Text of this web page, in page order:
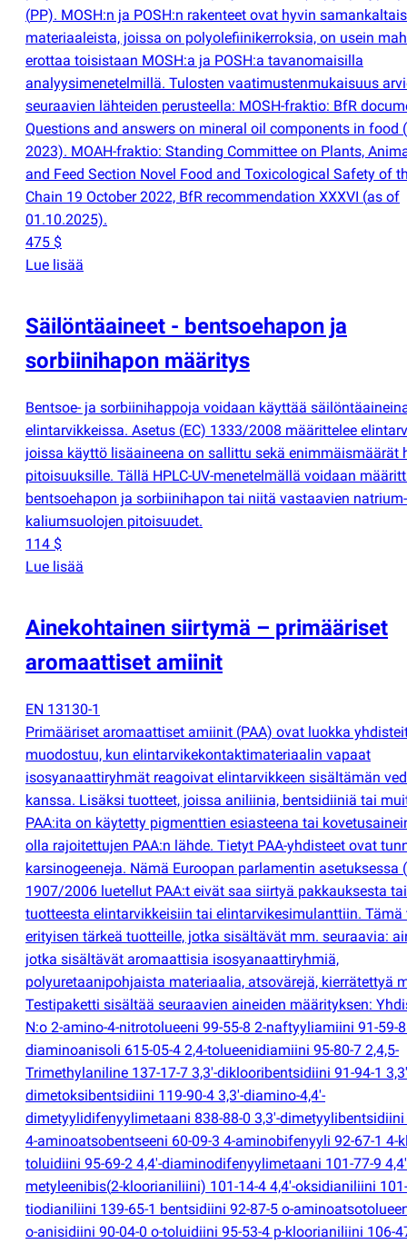
(PP). MOSH:n ja POSH:n rakenteet ovat hyvin
materiaaleista, joissa on polyolefiinikerroksia, on usein
erottaa toisistaan MOSH:a ja POSH:a tavanomaisilla
analyysimenetelmillä. Tulosten vaatimustenmukaisuus
seuraavien lähteiden perusteella: MOSH-fraktio: BfR
Questions and answers on mineral oil components in food (
2023). MOAH-fraktio: Standing Committee on Plants,
and Feed Section Novel Food and Toxicological Safety of
Chain 19 October 2022, BfR recommendation XXXVI (as of
01.10.2025).
475 $
Lue lisää
Säilöntäaineet - bentsoehapon ja
sorbiinihapon määritys
Bentsoe- ja sorbiinihappoja voidaan käyttää
elintarvikkeissa. Asetus (EC) 1333/2008 määrittelee
joissa käyttö lisäaineena on sallittu sekä enimmäismäärät
pitoisuuksille. Tällä HPLC-UV-menetelmällä voidaan
bentsoehapon ja sorbiinihapon tai niitä vastaavien
kaliumsuolojen pitoisuudet.
114 $
Lue lisää
Ainekohtainen siirtymä – primääriset
aromaattiset amiinit
EN 13130-1
Primääriset aromaattiset amiinit (PAA) ovat luokka
muodostuu, kun elintarvikekontaktimateriaalin vapaat
isosyanaattiryhmät reagoivat elintarvikkeen sisältämän
kanssa. Lisäksi tuotteet, joissa aniliinia, bentsidiiniä tai
PAA:ita on käytetty pigmenttien esiasteena tai
olla rajoitettujen PAA:n lähde. Tietyt PAA-yhdisteet ovat
karsinogeeneja. Nämä Euroopan parlamentin asetuksessa (
1907/2006 luetellut PAA:t eivät saa siirtyä pakkauksesta tai
tuotteesta elintarvikkeisiin tai elintarvikesimulanttiin. Tämä
erityisen tärkeä tuotteille, jotka sisältävät mm. seuraavia:
jotka sisältävät aromaattisia isosyanaattiryhmiä,
polyuretaanipohjaista materiaalia, atsovärejä, kierrätettyä
Testipaketti sisältää seuraavien aineiden määrityksen:
N:o 2-amino-4-nitrotolueeni 99-55-8 2-naftyyliamiini 91-59-
diaminoanisoli 615-05-4 2,4-tolueenidiamiini 95-80-7 2,4,5-
Trimethylaniline 137-17-7 3,3'-diklooribentsidiini 91-94-1
dimetoksibentsidiini 119-90-4 3,3'-diamino-4,4'-
dimetyylidifenyylimetaani 838-88-0 3,3'-dimetyylibentsidiini
4-aminoatsobentseeni 60-09-3 4-aminobifenyyli 92-67-1 4-
toluidiini 95-69-2 4,4'-diaminodifenyylimetaani 101-77-9
metyleenibis(2-kloorianiliini) 101-14-4 4,4'-oksidianiliini
tiodianiliini 139-65-1 bentsidiini 92-87-5 o-
o-anisidiini 90-04-0 o-toluidiini 95-53-4 p-kloorianiliini 106-